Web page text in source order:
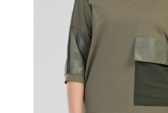
Кардиганы
Комплекты
Легинсы
Пиджаки
Платья, Сарафаны